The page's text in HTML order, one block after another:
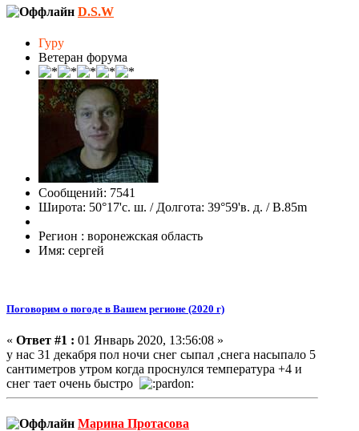
D.S.W
Гуру
Ветеран форума
Сообщений: 7541
Широта: 50°17'с. ш. / Долгота: 39°59'в. д. / В.85m
Регион : воронежская область
Имя: сергей
Поговорим о погоде в Вашем регионе (2020 г)
« Ответ #1 : 01 Январь 2020, 13:56:08 »
у нас 31 декабря пол ночи снег сыпал ,снега насыпало 5
сантиметров утром когда проснулся температура +4 и
снег тает очень быстро
Марина Протасова